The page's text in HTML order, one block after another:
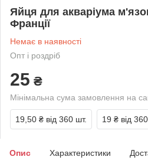
Яйця для акваріума
Франції
Немає в наявності
Опт і роздріб
25 ₴
Мінімальна сума замовлення на
19,50 ₴ від 360 шт. 19 ₴ від
Опис Характеристики